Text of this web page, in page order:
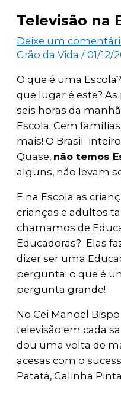
Televisão na
Deixe um
Grão da Vida / 01/12/
O que é uma
que lugar é este?
seis horas da
Escola. Cem
mais! O Brasil
Quase, não temos
alguns, não levam
E na Escola as
crianças e adultos
chamamos de
Educadoras? Elas
dizer ser uma
pergunta: o que é
pergunta grande!
No Cei Manoel
televisão em cada
dou uma volta de
acesas com o
Patatá, Galinha